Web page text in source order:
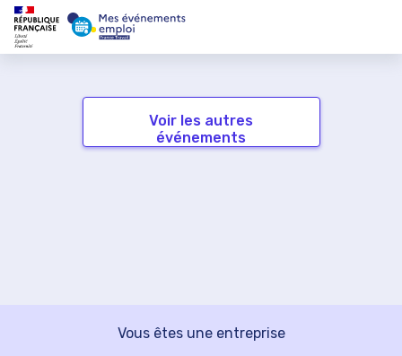
Voir les autres
événements
Vous êtes une entreprise